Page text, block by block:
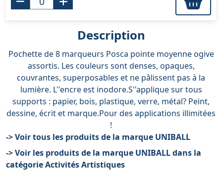
Description
Pochette de 8 marqueurs Posca pointe moyenne ogive
assortis. Les couleurs sont denses, opaques,
couvrantes, superposables et ne pâlissent pas à la
lumière. L''encre est inodore.S''applique sur tous
supports : papier, bois, plastique, verre, métal? Peint,
dessine, écrit et marque.Pour des applications illimitées
!
-> Voir tous les produits de la marque UNIBALL
-> Voir les produits de la marque UNIBALL dans la
catégorie Activités Artistiques